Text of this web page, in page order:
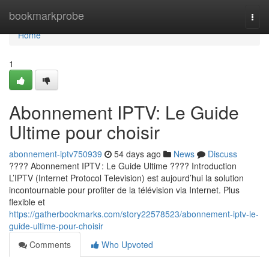
bookmarkprobe
Home
Home
1
Abonnement IPTV: Le Guide
Ultime pour choisir
abonnement-iptv750939 54 days ago News
Discuss
???? Abonnement IPTV : Le Guide Ultime ???? Introduction
L’IPTV (Internet Protocol Television) est aujourd’hui la solution
incontournable pour profiter de la télévision via Internet. Plus
flexible et
https://gatherbookmarks.com/story22578523/abonnement-iptv-le-
guide-ultime-pour-choisir
Comments
Who Upvoted